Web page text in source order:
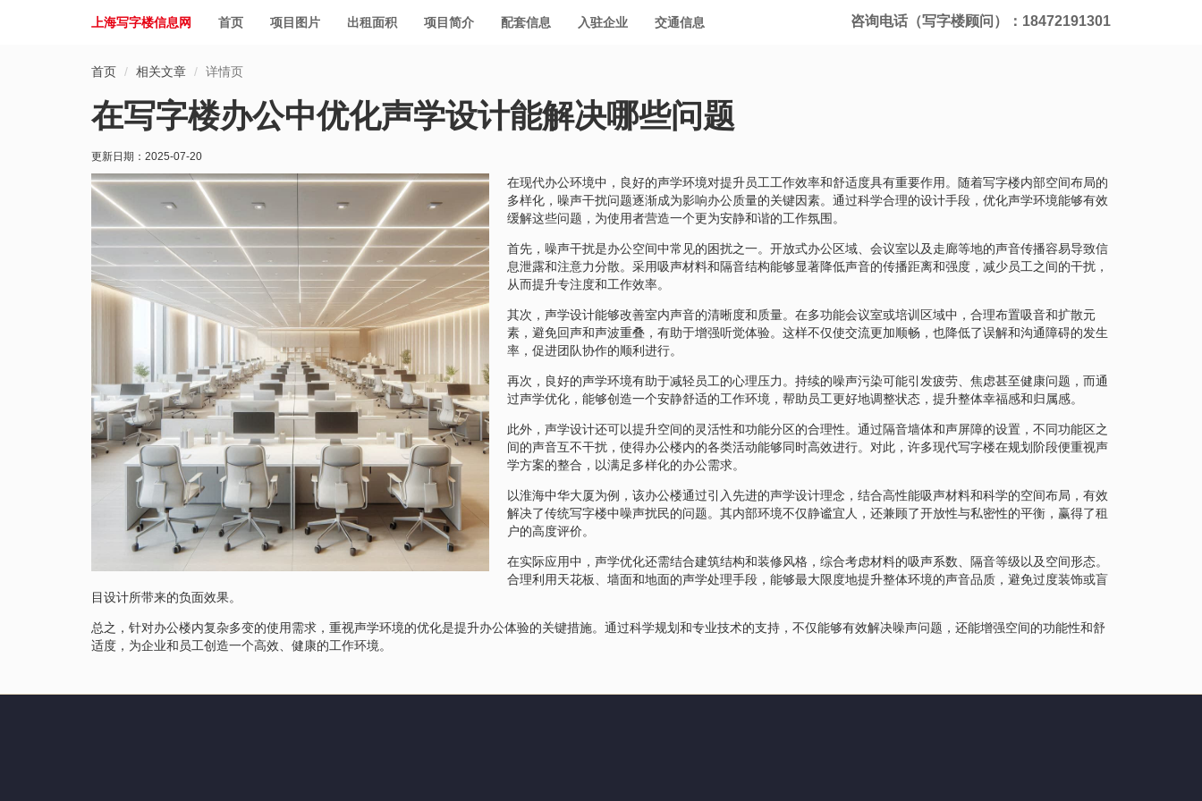
上海写字楼信息网 首页 项目图片 出租面积 项目简介 配套信息 入驻企业 交通信息 咨询电话（写字楼顾问）：18472191301
首页 相关文章 详情页
在写字楼办公中优化声学设计能解决哪些问题
更新日期： 2025-07-20
在现代办公环境中，良好的声学环境对提升员工工作效率和舒适度具有重要作用。随着写字楼内部空间布局的
多样化，噪声干扰问题逐渐成为影响办公质量的关键因素。通过科学合理的设计手段，优化声学环境能够有效
缓解这些问题，为使用者营造一个更为安静和谐的工作氛围。
首先，噪声干扰是办公空间中常见的困扰之一。开放式办公区域、会议室以及走廊等地的声音传播容易导致信
息泄露和注意力分散。采用吸声材料和隔音结构能够显著降低声音的传播距离和强度，减少员工之间的干扰，
从而提升专注度和工作效率。
其次，声学设计能够改善室内声音的清晰度和质量。在多功能会议室或培训区域中，合理布置吸音和扩散元
素，避免回声和声波重叠，有助于增强听觉体验。这样不仅使交流更加顺畅，也降低了误解和沟通障碍的发生
率，促进团队协作的顺利进行。
再次，良好的声学环境有助于减轻员工的心理压力。持续的噪声污染可能引发疲劳、焦虑甚至健康问题，而通
过声学优化，能够创造一个安静舒适的工作环境，帮助员工更好地调整状态，提升整体幸福感和归属感。
此外，声学设计还可以提升空间的灵活性和功能分区的合理性。通过隔音墙体和声屏障的设置，不同功能区之
间的声音互不干扰，使得办公楼内的各类活动能够同时高效进行。对此，许多现代写字楼在规划阶段便重视声
学方案的整合，以满足多样化的办公需求。
以淮海中华大厦为例，该办公楼通过引入先进的声学设计理念，结合高性能吸声材料和科学的空间布局，有效
解决了传统写字楼中噪声扰民的问题。其内部环境不仅静谧宜人，还兼顾了开放性与私密性的平衡，赢得了租
户的高度评价。
在实际应用中，声学优化还需结合建筑结构和装修风格，综合考虑材料的吸声系数、隔音等级以及空间形态。
合理利用天花板、墙面和地面的声学处理手段，能够最大限度地提升整体环境的声音品质，避免过度装饰或盲
目设计所带来的负面效果。
总之，针对办公楼内复杂多变的使用需求，重视声学环境的优化是提升办公体验的关键措施。通过科学规划和专业技术的支持，不仅能够有效解决噪声问题，还能增强空间的功能性和舒
适度，为企业和员工创造一个高效、健康的工作环境。